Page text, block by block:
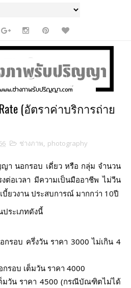
Rate (อัตราค่าบริการถ่าย
ช่างภาพ, photography
า นอกรอบ เดี่ยว หรือ กลุ่ม จำนวน
ต่อเวลา มีความเป็นมืออาชีพ ไม่วีน
บี้ยวงาน ประสบการณ์ มากกว่า 10ปี
ระเภทดังนี้
รอบ ครึ่งวัน ราคา 3000 ไม่เกิน 4
รอบ เต็มวัน ราคา 4000
มวัน ราคา 4500 (กรณีบัณฑิตไม่ได้